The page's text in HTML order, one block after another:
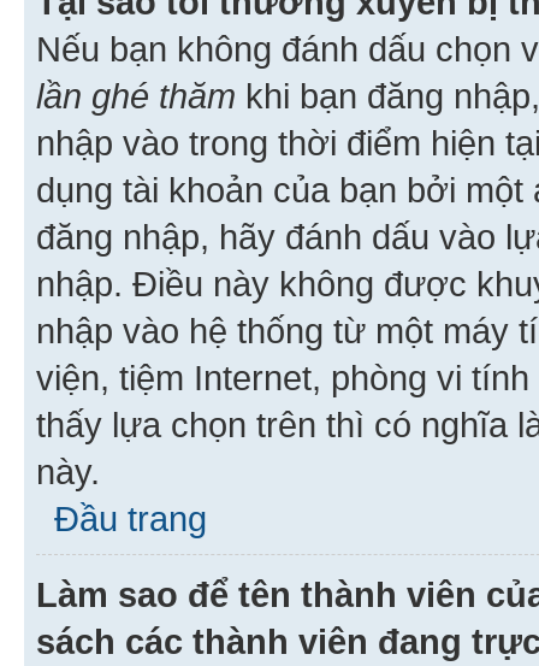
Nếu bạn không đánh dấu chọn
lần ghé thăm khi bạn đăng
nhập vào trong thời điểm hiện
dụng tài khoản của bạn bởi
đăng nhập, hãy đánh dấu vào
nhập. Điều này không được
nhập vào hệ thống từ một máy
viện, tiệm Internet, phòng vi
thấy lựa chọn trên thì có nghĩa
này.
Đầu trang
Làm sao để tên thành viên
sách các thành viên đang